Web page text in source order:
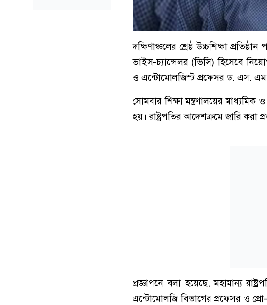
দক্ষিণাঞ্চলের শ্রেষ্ঠ উচ্চশিক্ষা
ভাইস-চ্যান্সেলর (ভিসি) হিসেবে
ও এন্টোমোলজিস্ট প্রফেসর ড. এস. এম.
সোমবার শিক্ষা মন্ত্রণালয়ের
হয়। রাষ্ট্রপতির আদেশক্রমে জারি করা
প্রজ্ঞাপনে বলা হয়েছে, মহামান্য
এন্টোমোলজি বিভাগের প্রফেসর ও